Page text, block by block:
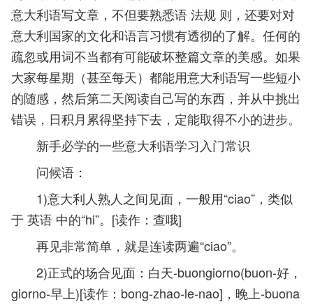
意大利语写文章，不但要熟悉语 法规 则，还要对对
意大利国家的文化和语言习惯有透彻的了解。任何的
疏忽或用词不当都有可能破坏整篇文章的美感。如果
大家每星期（甚至每天）都能用意大利语写一些短小
的随感，然后第二天阅读自己写的东西，并从中挑出
错误，日积月累得坚持下去，定能取得不小的进步。
新手必学的一些意大利语学习入门常识
问候语：
1)意大利人熟人之间见面，一般用“ciao”，类似
于 英语 中的“hi”。[读作：查哦]
再见非常简单，就是连读两遍“ciao”。
2)正式的场合见面：白天-buongiorno(buon-好，
giorno-早上)[读作：bong-zhao-le-nao]，晚上-buona